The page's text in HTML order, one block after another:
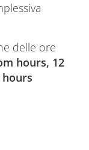
delle ore
hours, 12